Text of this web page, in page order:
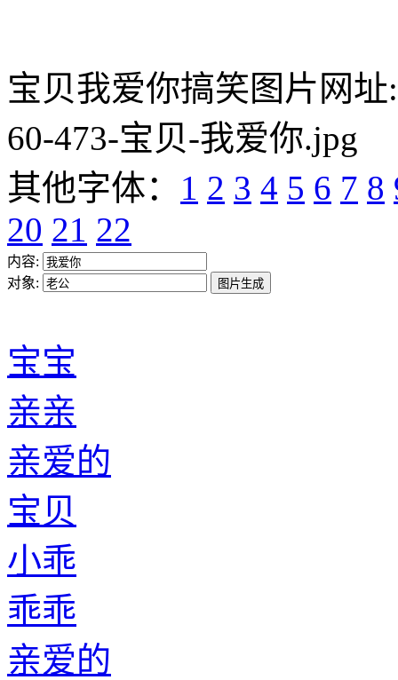
宝贝我爱你搞笑图片网址
60-473-宝贝-我爱你.jpg
其他字体： 1 2 3 4 5 6 7 8
20 21 22
内容:
对象:
宝宝
亲亲
亲爱的
宝贝
小乖
乖乖
亲爱的